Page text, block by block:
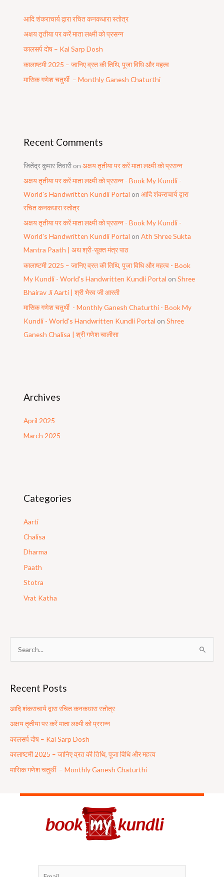
आदि शंकराचार्य द्वारा रचित कनकधारा स्तोत्र
अक्षय तृतीया पर करें माता लक्ष्मी को प्रसन्न
कालसर्प दोष – Kal Sarp Dosh
कालाष्टमी 2025 – जानिए व्रत की तिथि, पूजा विधि और महत्व
मासिक गणेश चतुर्थी – Monthly Ganesh Chaturthi
Recent Comments
जितेंद्र कुमार तिवारी onअक्षय तृतीया पर करें माता लक्ष्मी को प्रसन्न
अक्षय तृतीया पर करें माता लक्ष्मी को प्रसन्न - Book My Kundli -
World's Handwritten Kundli Portal onआदि शंकराचार्य द्वारा
रचित कनकधारा स्तोत्र
अक्षय तृतीया पर करें माता लक्ष्मी को प्रसन्न - Book My Kundli -
World's Handwritten Kundli Portal onAth Shree Sukta
Mantra Paath | अथ श्री-सूक्त मंत्र पाठ
कालाष्टमी 2025 – जानिए व्रत की तिथि, पूजा विधि और महत्व - Book
My Kundli - World's Handwritten Kundli Portal onShree
Bhairav Ji Aarti | श्री भैरव जी आरती
मासिक गणेश चतुर्थी - Monthly Ganesh Chaturthi - Book My
Kundli - World's Handwritten Kundli Portal onShree
Ganesh Chalisa | श्री गणेश चालीसा
Archives
April 2025
March 2025
Categories
Aarti
Chalisa
Dharma
Paath
Stotra
Vrat Katha
r
c
:
Recent Posts
आदि शंकराचार्य द्वारा रचित कनकधारा स्तोत्र
अक्षय तृतीया पर करें माता लक्ष्मी को प्रसन्न
कालसर्प दोष – Kal Sarp Dosh
कालाष्टमी 2025 – जानिए व्रत की तिथि, पूजा विधि और महत्व
मासिक गणेश चतुर्थी – Monthly Ganesh Chaturthi